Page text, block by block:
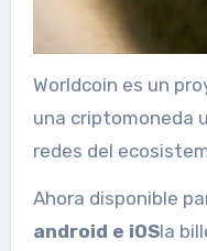
Worldcoin es un
una criptomoneda
redes del
Ahora disponible
android e iOSla